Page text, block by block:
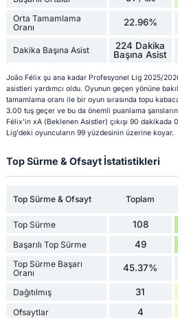
Orta Tamamlama
Oranı
22.96%
Dakika Başına Asist
224 Dakika
Başına Asist
João Félix şu ana kadar Profesyonel Lig 2025/
asistleri yardımcı oldu. Oyunun geçen yönüne
tamamlama oranı ile bir oyun sırasında topu
3.00 tuş geçer ve bu da önemli puanlama
Félix'in xA (Beklenen Asistler) çıkışı 90
Lig'deki oyuncuların 99 yüzdesinin üzerine koyar.
Top Sürme & Ofsayt İstatistikleri
Top Sürme & Ofsayt Toplam
Top Sürme 108
Başarılı Top Sürme 49
Top Sürme Başarı
Oranı
45.37%
Dağıtılmış 31
Ofsaytlar 4